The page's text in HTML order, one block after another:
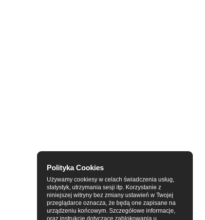
Polityka Cookies
Używamy cookiesy w celach świadczenia usług,
statystyk, utrzymania sesji itp. Korzystanie z
niniejszej witryny bez zmiany ustawień w Twojej
przeglądarce oznacza, że będą one zapisane na
urządzeniu końcowym. Szczegółowe informacje,